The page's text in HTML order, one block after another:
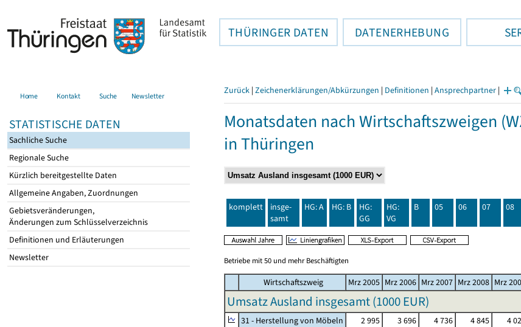
THÜRINGER DATEN DATENERHEBUNG
Home Kontakt Suche Newsletter
STATISTISCHE DATEN
Sachliche Suche
Regionale Suche
Kürzlich bereitgestellte Daten
Allgemeine Angaben, Zuordnungen
Gebietsveränderungen,
Änderungen zum Schlüsselverzeichnis
Definitionen und Erläuterungen
Newsletter
Zurück | Zeichenerklärungen/Abkürzungen | Definitionen | Ansprechpartner |
Monatsdaten nach Wirtschaftszweigen
in Thüringen
komplett
insge-
samt
HG: A HG: B
HG:
GG
HG:
VG
B 05 06 07 08
Betriebe mit 50 und mehr Beschäftigten
Wirtschaftszweig Mrz 2005 Mrz 2006 Mrz 2007 Mrz 2008 Mrz
Umsatz Ausland insgesamt (1000 EUR)
31 - Herstellung von Möbeln 2 995 3 696 4 736 4 845 4